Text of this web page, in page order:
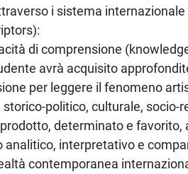
i sistema internazionale
di comprensione
avrà acquisito
per leggere il fenomeno
politico, culturale, socio-
determinato e favorito,
interpretativo e
contemporanea